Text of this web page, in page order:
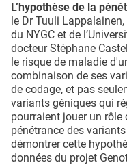
L’hypothèse de la
le Dr Tuuli
du NYGC et de
docteur Stéphane
le risque de maladie
combinaison de ses
de codage, et pas
variants géniques qui
pourraient jouer un
pénétrance des
démontrer cette
données du projet